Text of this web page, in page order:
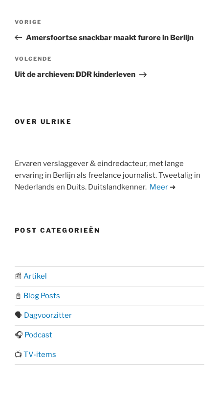
Vorig
bericht
VORIGE
Amersfoortse snackbar maakt furore in Berlijn
Volgend
bericht
VOLGENDE
Uit de archieven: DDR kinderleven
OVER ULRIKE
Ervaren verslaggever & eindredacteur, met lange
ervaring in Berlijn als freelance journalist. Tweetalig in
Nederlands en Duits. Duitslandkenner. Meer ➜
POST CATEGORIEËN
📰 Artikel
📓 Blog Posts
🗣️ Dagvoorzitter
🎧 Podcast
📺 TV-items